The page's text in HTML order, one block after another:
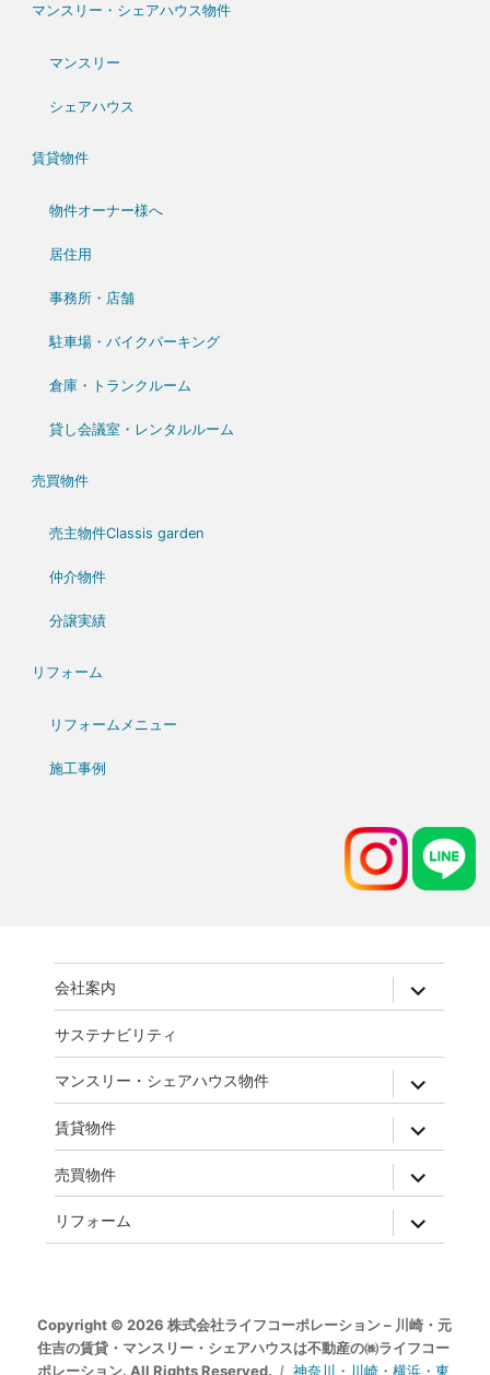
マンスリー・シェアハウス物件
マンスリー
シェアハウス
賃貸物件
物件オーナー様へ
居住用
事務所・店舗
駐車場・バイクパーキング
倉庫・トランクルーム
貸し会議室・レンタルルーム
売買物件
売主物件Classis garden
仲介物件
分譲実績
リフォーム
リフォームメニュー
施工事例
会社案内 expand
child
menu
サステナビリティ
マンスリー・シェアハウス物件 expand
child
menu
賃貸物件 expand
child
menu
売買物件 expand
child
menu
リフォーム expand
child
menu
Copyright © 2026 株式会社ライフコーポレーション – 川崎・元
住吉の賃貸・マンスリー・シェアハウスは不動産の㈱ライフコー
ポレーション. All Rights Reserved.
神奈川・川崎・横浜・東